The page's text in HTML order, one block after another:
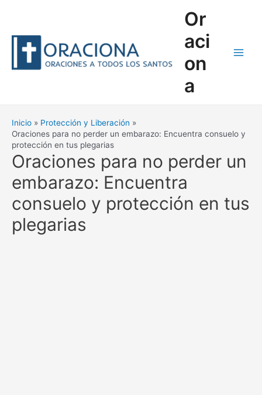
Or
aci
on
a
Inicio
Protección y Liberación
Oraciones para no perder un embarazo: Encuentra consuelo y
protección en tus plegarias
Oraciones para no perder un
embarazo: Encuentra
consuelo y protección en tus
plegarias